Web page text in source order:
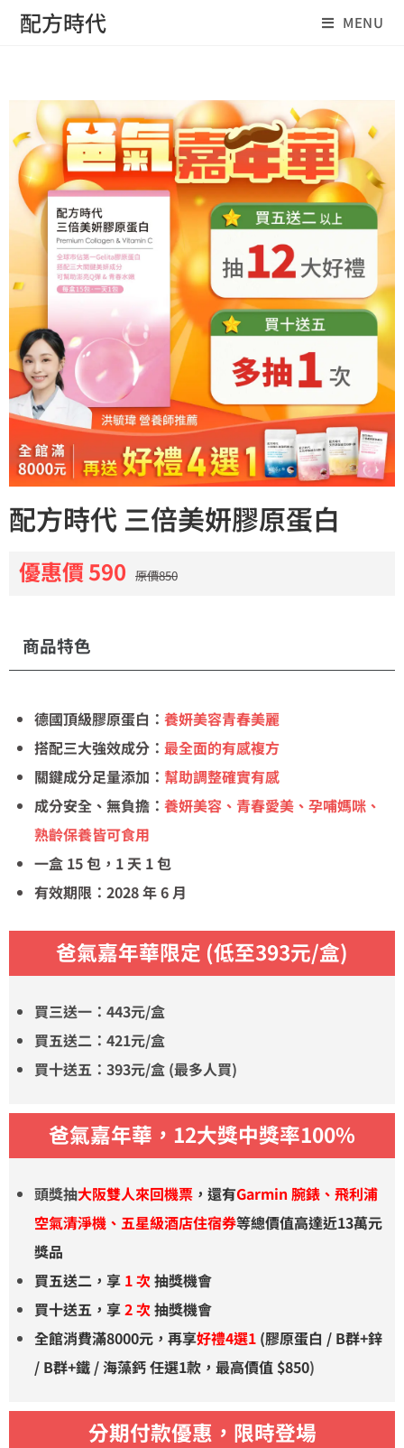
配方時代 MENU
配方時代 三倍美妍膠原蛋白
優惠價 590 原價850
商品特色
德國頂級膠原蛋白： 養妍美容青春美麗
搭配三大強效成分： 最全面的有感複方
關鍵成分足量添加： 幫助調整確實有感
成分安全、無負擔： 養妍美容、青春愛美、孕哺媽咪、
熟齡保養皆可食用
一盒 15 包，1 天 1 包
有效期限：2028 年 6 月
爸氣嘉年華限定 (低至393元/盒)
買三送一：443元/盒
買五送二：421元/盒
買十送五：393元/盒 (最多人買)
爸氣嘉年華，12大獎中獎率100%
頭獎抽大阪雙人來回機票 ，還有Garmin 腕錶、飛利浦
空氣清淨機、五星級酒店住宿券等總價值高達近13萬元
獎品
買五送二，享 1 次抽獎機會
買十送五，享2 次抽獎機會
全館消費滿8000元，再享好禮4選1 (膠原蛋白 / B群+鋅
/ B群+鐵 / 海藻鈣 任選1款，最高價值 $850)
分期付款優惠，限時登場